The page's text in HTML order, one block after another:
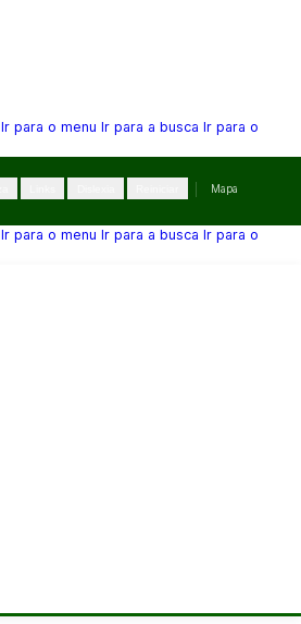
Ir para o menu Ir para a busca Ir para o
Mapa
Ir para o menu Ir para a busca Ir para o